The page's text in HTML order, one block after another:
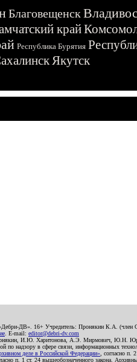
Благовещенск
край
Республика Бурятия
Якутск
ДВ». 16+ Учредитель: Пронякин К.А.
. E-mail: editor@debri-dv.com
Пронякин, И.Ю. Харитонова, А.Э.
по надзору в сфере связи, информационных
деле в Российской Федерации» , согласно
п. 1 ст. 24 вышеобозначенного закона.